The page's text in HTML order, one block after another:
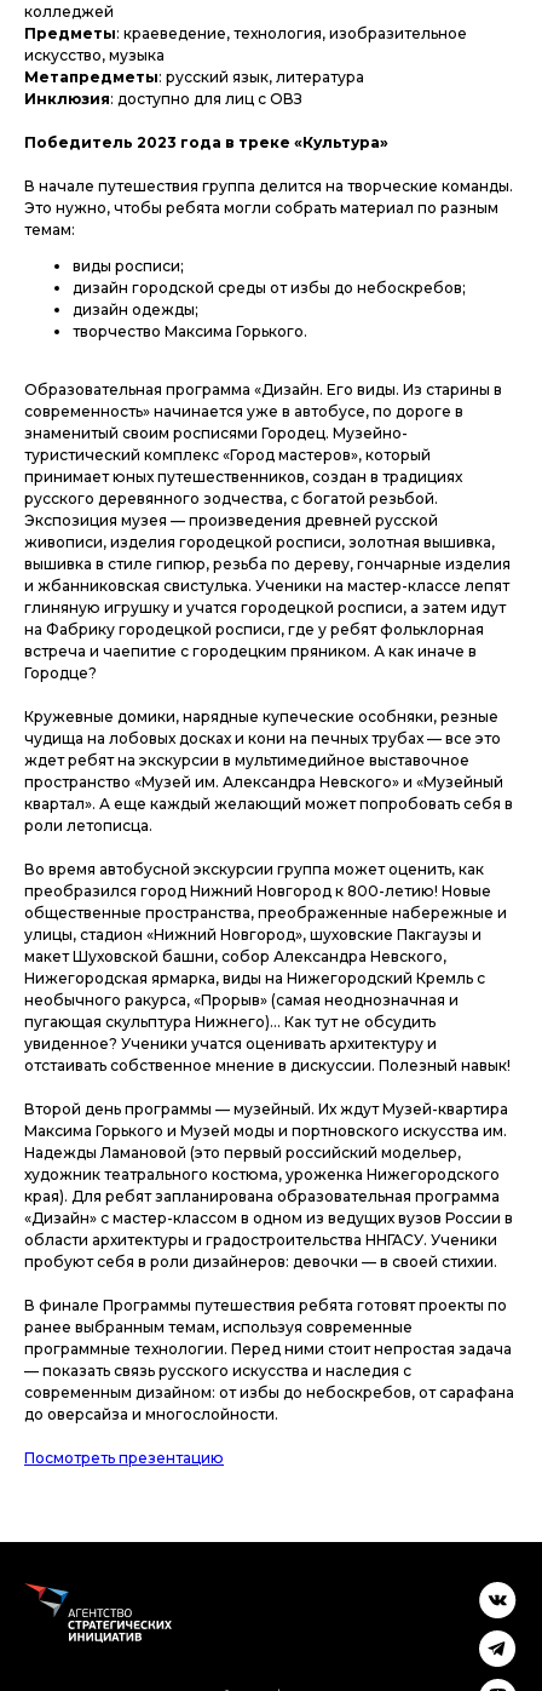
колледжей
Предметы: краеведение, технология, изобразительное
искусство, музыка
Метапредметы: русский язык, литература
Инклюзия: доступно для лиц с ОВЗ
Победитель 2023 года в треке «Культура»
В начале путешествия группа делится на творческие команды.
Это нужно, чтобы ребята могли собрать материал по разным
темам:
виды росписи;
дизайн городской среды от избы до небоскребов;
дизайн одежды;
творчество Максима Горького.
Образовательная программа «Дизайн. Его виды. Из старины в
современность» начинается уже в автобусе, по дороге в
знаменитый своим росписями Городец. Музейно-
туристический комплекс «Город мастеров», который
принимает юных путешественников, создан в традициях
русского деревянного зодчества, с богатой резьбой.
Экспозиция музея — произведения древней русской
живописи, изделия городецкой росписи, золотная вышивка,
вышивка в стиле гипюр, резьба по дереву, гончарные изделия
и жбанниковская свистулька. Ученики на мастер-классе лепят
глиняную игрушку и учатся городецкой росписи, а затем идут
на Фабрику городецкой росписи, где у ребят фольклорная
встреча и чаепитие с городецким пряником. А как иначе в
Городце?
Кружевные домики, нарядные купеческие особняки, резные
чудища на лобовых досках и кони на печных трубах — все это
ждет ребят на экскурсии в мультимедийное выставочное
пространство «Музей им. Александра Невского» и «Музейный
квартал». А еще каждый желающий может попробовать себя в
роли летописца.
Во время автобусной экскурсии группа может оценить, как
преобразился город Нижний Новгород к 800-летию! Новые
общественные пространства, преображенные набережные и
улицы, стадион «Нижний Новгород», шуховские Пакгаузы и
макет Шуховской башни, собор Александра Невского,
Нижегородская ярмарка, виды на Нижегородский Кремль с
необычного ракурса, «Прорыв» (самая неоднозначная и
пугающая скульптура Нижнего)... Как тут не обсудить
увиденное? Ученики учатся оценивать архитектуру и
отстаивать собственное мнение в дискуссии. Полезный навык!
Второй день программы — музейный. Их ждут Музей-квартира
Максима Горького и Музей моды и портновского искусства им.
Надежды Ламановой (это первый российский модельер,
художник театрального костюма, уроженка Нижегородского
края). Для ребят запланирована образовательная программа
«Дизайн» с мастер-классом в одном из ведущих вузов России в
области архитектуры и градостроительства ННГАСУ. Ученики
пробуют себя в роли дизайнеров: девочки — в своей стихии.
В финале Программы путешествия ребята готовят проекты по
ранее выбранным темам, используя современные
программные технологии. Перед ними стоит непростая задача
— показать связь русского искусства и наследия с
современным дизайном: от избы до небоскребов, от сарафана
до оверсайза и многослойности.
Посмотреть презентацию